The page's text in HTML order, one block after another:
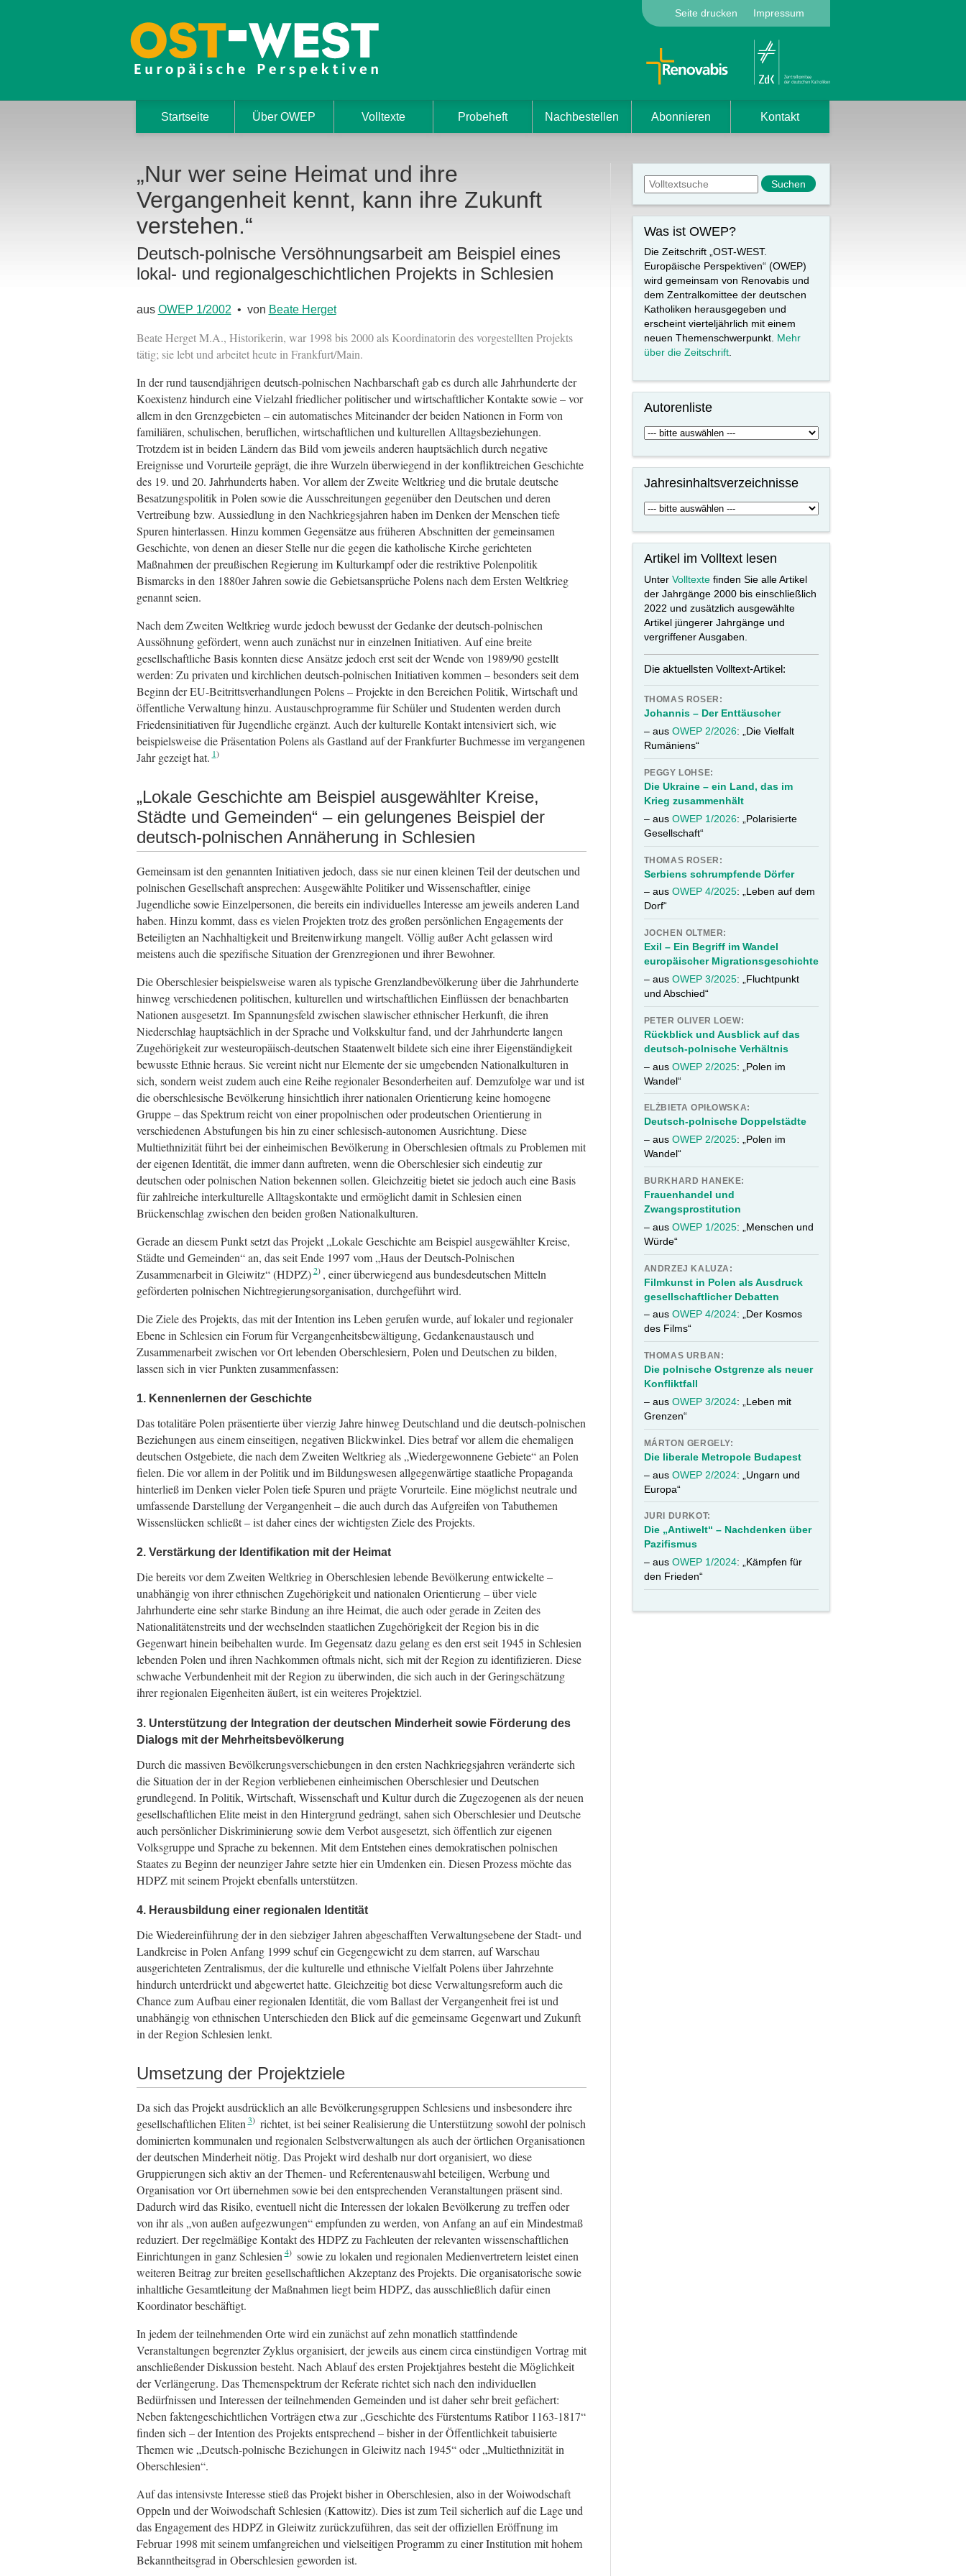
Seite drucken Impressum
Startseite Über OWEP Volltexte Probeheft Nachbestellen Abonnieren Kontakt
„Nur wer seine Heimat und ihre
Vergangenheit kennt, kann ihre Zukunft
verstehen.“
Deutsch-polnische Versöhnungsarbeit am Beispiel eines
lokal- und regionalgeschichtlichen Projekts in Schlesien
aus OWEP 1/2002 • von Beate Herget
Beate Herget M.A., Historikerin, war 1998 bis 2000 als Koordinatorin des vorgestellten Projekts
tätig; sie lebt und arbeitet heute in Frankfurt/Main.
In der rund tausendjährigen deutsch-polnischen Nachbarschaft gab es durch alle Jahrhunderte der
Koexistenz hindurch eine Vielzahl friedlicher politischer und wirtschaftlicher Kontakte sowie – vor
allem in den Grenzgebieten – ein automatisches Miteinander der beiden Nationen in Form von
familiären, schulischen, beruflichen, wirtschaftlichen und kulturellen Alltagsbeziehungen.
Trotzdem ist in beiden Ländern das Bild vom jeweils anderen hauptsächlich durch negative
Ereignisse und Vorurteile geprägt, die ihre Wurzeln überwiegend in der konfliktreichen Geschichte
des 19. und 20. Jahrhunderts haben. Vor allem der Zweite Weltkrieg und die brutale deutsche
Besatzungspolitik in Polen sowie die Ausschreitungen gegenüber den Deutschen und deren
Vertreibung bzw. Aussiedlung in den Nachkriegsjahren haben im Denken der Menschen tiefe
Spuren hinterlassen. Hinzu kommen Gegensätze aus früheren Abschnitten der gemeinsamen
Geschichte, von denen an dieser Stelle nur die gegen die katholische Kirche gerichteten
Maßnahmen der preußischen Regierung im Kulturkampf oder die restriktive Polenpolitik
Bismarcks in den 1880er Jahren sowie die Gebietsansprüche Polens nach dem Ersten Weltkrieg
genannt seien.
Nach dem Zweiten Weltkrieg wurde jedoch bewusst der Gedanke der deutsch-polnischen
Aussöhnung gefördert, wenn auch zunächst nur in einzelnen Initiativen. Auf eine breite
gesellschaftliche Basis konnten diese Ansätze jedoch erst seit der Wende von 1989/90 gestellt
werden: Zu privaten und kirchlichen deutsch-polnischen Initiativen kommen – besonders seit dem
Beginn der EU-Beitrittsverhandlungen Polens – Projekte in den Bereichen Politik, Wirtschaft und
öffentliche Verwaltung hinzu. Austauschprogramme für Schüler und Studenten werden durch
Friedensinitiativen für Jugendliche ergänzt. Auch der kulturelle Kontakt intensiviert sich, wie
beispielsweise die Präsentation Polens als Gastland auf der Frankfurter Buchmesse im vergangenen
Jahr gezeigt hat. 1
„Lokale Geschichte am Beispiel ausgewählter Kreise,
Städte und Gemeinden“ – ein gelungenes Beispiel der
deutsch-polnischen Annäherung in Schlesien
Gemeinsam ist den genannten Initiativen jedoch, dass sie nur einen kleinen Teil der deutschen und
polnischen Gesellschaft ansprechen: Ausgewählte Politiker und Wissenschaftler, einige
Jugendliche sowie Einzelpersonen, die bereits ein individuelles Interesse am jeweils anderen Land
haben. Hinzu kommt, dass es vielen Projekten trotz des großen persönlichen Engagements der
Beteiligten an Nachhaltigkeit und Breitenwirkung mangelt. Völlig außer Acht gelassen wird
meistens auch die spezifische Situation der Grenzregionen und ihrer Bewohner.
Die Oberschlesier beispielsweise waren als typische Grenzlandbevölkerung über die Jahrhunderte
hinweg verschiedenen politischen, kulturellen und wirtschaftlichen Einflüssen der benachbarten
Nationen ausgesetzt. Im Spannungsfeld zwischen slawischer ethnischer Herkunft, die ihren
Niederschlag hauptsächlich in der Sprache und Volkskultur fand, und der Jahrhunderte langen
Zugehörigkeit zur westeuropäisch-deutschen Staatenwelt bildete sich eine ihrer Eigenständigkeit
bewusste Ethnie heraus. Sie vereint nicht nur Elemente der sie umgebenden Nationalkulturen in
sich, sondern weist zudem auch eine Reihe regionaler Besonderheiten auf. Demzufolge war und ist
die oberschlesische Bevölkerung hinsichtlich ihrer nationalen Orientierung keine homogene
Gruppe – das Spektrum reicht von einer propolnischen oder prodeutschen Orientierung in
verschiedenen Abstufungen bis hin zu einer schlesisch-autonomen Ausrichtung. Diese
Multiethnizität führt bei der einheimischen Bevölkerung in Oberschlesien oftmals zu Problemen mit
der eigenen Identität, die immer dann auftreten, wenn die Oberschlesier sich eindeutig zur
deutschen oder polnischen Nation bekennen sollen. Gleichzeitig bietet sie jedoch auch eine Basis
für zahlreiche interkulturelle Alltagskontakte und ermöglicht damit in Schlesien einen
Brückenschlag zwischen den beiden großen Nationalkulturen.
Gerade an diesem Punkt setzt das Projekt „Lokale Geschichte am Beispiel ausgewählter Kreise,
Städte und Gemeinden“ an, das seit Ende 1997 vom „Haus der Deutsch-Polnischen
Zusammenarbeit in Gleiwitz“ (HDPZ) 2 , einer überwiegend aus bundesdeutschen Mitteln
geförderten polnischen Nichtregierungsorganisation, durchgeführt wird.
Die Ziele des Projekts, das mit der Intention ins Leben gerufen wurde, auf lokaler und regionaler
Ebene in Schlesien ein Forum für Vergangenheitsbewältigung, Gedankenaustausch und
Zusammenarbeit zwischen vor Ort lebenden Oberschlesiern, Polen und Deutschen zu bilden,
lassen sich in vier Punkten zusammenfassen:
1. Kennenlernen der Geschichte
Das totalitäre Polen präsentierte über vierzig Jahre hinweg Deutschland und die deutsch-polnischen
Beziehungen aus einem einseitigen, negativen Blickwinkel. Dies betraf vor allem die ehemaligen
deutschen Ostgebiete, die nach dem Zweiten Weltkrieg als „Wiedergewonnene Gebiete“ an Polen
fielen. Die vor allem in der Politik und im Bildungswesen allgegenwärtige staatliche Propaganda
hinterließ im Denken vieler Polen tiefe Spuren und prägte Vorurteile. Eine möglichst neutrale und
umfassende Darstellung der Vergangenheit – die auch durch das Aufgreifen von Tabuthemen
Wissenslücken schließt – ist daher eines der wichtigsten Ziele des Projekts.
2. Verstärkung der Identifikation mit der Heimat
Die bereits vor dem Zweiten Weltkrieg in Oberschlesien lebende Bevölkerung entwickelte –
unabhängig von ihrer ethnischen Zugehörigkeit und nationalen Orientierung – über viele
Jahrhunderte eine sehr starke Bindung an ihre Heimat, die auch oder gerade in Zeiten des
Nationalitätenstreits und der wechselnden staatlichen Zugehörigkeit der Region bis in die
Gegenwart hinein beibehalten wurde. Im Gegensatz dazu gelang es den erst seit 1945 in Schlesien
lebenden Polen und ihren Nachkommen oftmals nicht, sich mit der Region zu identifizieren. Diese
schwache Verbundenheit mit der Region zu überwinden, die sich auch in der Geringschätzung
ihrer regionalen Eigenheiten äußert, ist ein weiteres Projektziel.
3. Unterstützung der Integration der deutschen Minderheit sowie Förderung des
Dialogs mit der Mehrheitsbevölkerung
Durch die massiven Bevölkerungsverschiebungen in den ersten Nachkriegsjahren veränderte sich
die Situation der in der Region verbliebenen einheimischen Oberschlesier und Deutschen
grundlegend. In Politik, Wirtschaft, Wissenschaft und Kultur durch die Zugezogenen als der neuen
gesellschaftlichen Elite meist in den Hintergrund gedrängt, sahen sich Oberschlesier und Deutsche
auch persönlicher Diskriminierung sowie dem Verbot ausgesetzt, sich öffentlich zur eigenen
Volksgruppe und Sprache zu bekennen. Mit dem Entstehen eines demokratischen polnischen
Staates zu Beginn der neunziger Jahre setzte hier ein Umdenken ein. Diesen Prozess möchte das
HDPZ mit seinem Projekt ebenfalls unterstützen.
4. Herausbildung einer regionalen Identität
Die Wiedereinführung der in den siebziger Jahren abgeschafften Verwaltungsebene der Stadt- und
Landkreise in Polen Anfang 1999 schuf ein Gegengewicht zu dem starren, auf Warschau
ausgerichteten Zentralismus, der die kulturelle und ethnische Vielfalt Polens über Jahrzehnte
hindurch unterdrückt und abgewertet hatte. Gleichzeitig bot diese Verwaltungsreform auch die
Chance zum Aufbau einer regionalen Identität, die vom Ballast der Vergangenheit frei ist und
unabhängig von ethnischen Unterschieden den Blick auf die gemeinsame Gegenwart und Zukunft
in der Region Schlesien lenkt.
Umsetzung der Projektziele
Da sich das Projekt ausdrücklich an alle Bevölkerungsgruppen Schlesiens und insbesondere ihre
gesellschaftlichen Eliten 3
richtet, ist bei seiner Realisierung die Unterstützung sowohl der polnisch
dominierten kommunalen und regionalen Selbstverwaltungen als auch der örtlichen Organisationen
der deutschen Minderheit nötig. Das Projekt wird deshalb nur dort organisiert, wo diese
Gruppierungen sich aktiv an der Themen- und Referentenauswahl beteiligen, Werbung und
Organisation vor Ort übernehmen sowie bei den entsprechenden Veranstaltungen präsent sind.
Dadurch wird das Risiko, eventuell nicht die Interessen der lokalen Bevölkerung zu treffen oder
von ihr als „von außen aufgezwungen“ empfunden zu werden, von Anfang an auf ein Mindestmaß
reduziert. Der regelmäßige Kontakt des HDPZ zu Fachleuten der relevanten wissenschaftlichen
Einrichtungen in ganz Schlesien 4
sowie zu lokalen und regionalen Medienvertretern leistet einen
weiteren Beitrag zur breiten gesellschaftlichen Akzeptanz des Projekts. Die organisatorische sowie
inhaltliche Gesamtleitung der Maßnahmen liegt beim HDPZ, das ausschließlich dafür einen
Koordinator beschäftigt.
In jedem der teilnehmenden Orte wird ein zunächst auf zehn monatlich stattfindende
Veranstaltungen begrenzter Zyklus organisiert, der jeweils aus einem circa einstündigen Vortrag mit
anschließender Diskussion besteht. Nach Ablauf des ersten Projektjahres besteht die Möglichkeit
der Verlängerung. Das Themenspektrum der Referate richtet sich nach den individuellen
Bedürfnissen und Interessen der teilnehmenden Gemeinden und ist daher sehr breit gefächert:
Neben faktengeschichtlichen Vorträgen etwa zur „Geschichte des Fürstentums Ratibor 1163-1817“
finden sich – der Intention des Projekts entsprechend – bisher in der Öffentlichkeit tabuisierte
Themen wie „Deutsch-polnische Beziehungen in Gleiwitz nach 1945“ oder „Multiethnizität in
Oberschlesien“.
Auf das intensivste Interesse stieß das Projekt bisher in Oberschlesien, also in der Woiwodschaft
Oppeln und der Woiwodschaft Schlesien (Kattowitz). Dies ist zum Teil sicherlich auf die Lage und
das Engagement des HDPZ in Gleiwitz zurückzuführen, das seit der offiziellen Eröffnung im
Februar 1998 mit seinem umfangreichen und vielseitigen Programm zu einer Institution mit hohem
Bekanntheitsgrad in Oberschlesien geworden ist.
Suchformular Suche
Was ist OWEP?
Die Zeitschrift „OST-WEST.
Europäische Perspektiven“ (OWEP)
wird gemeinsam von Renovabis und
dem Zentralkomittee der deutschen
Katholiken herausgegeben und
erscheint vierteljährlich mit einem
neuen Themenschwerpunkt. Mehr
über die Zeitschrift.
Autorenliste
Jahresinhaltsverzeichnisse
Artikel im Volltext lesen
Unter Volltextefinden Sie alle Artikel
der Jahrgänge 2000 bis einschließlich
2022 und zusätzlich ausgewählte
Artikel jüngerer Jahrgänge und
vergriffener Ausgaben.
Die aktuellsten Volltext-Artikel:
THOMAS ROSER:
Johannis – Der Enttäuscher
– aus OWEP 2/2026: „Die Vielfalt
Rumäniens“
PEGGY LOHSE:
Die Ukraine – ein Land, das im
Krieg zusammenhält
– aus OWEP 1/2026: „Polarisierte
Gesellschaft“
THOMAS ROSER:
Serbiens schrumpfende Dörfer
– aus OWEP 4/2025: „Leben auf dem
Dorf“
JOCHEN OLTMER:
Exil – Ein Begriff im Wandel
europäischer Migrationsgeschichte
– aus OWEP 3/2025: „Fluchtpunkt
und Abschied“
PETER OLIVER LOEW:
Rückblick und Ausblick auf das
deutsch-polnische Verhältnis
– aus OWEP 2/2025: „Polen im
Wandel“
ELŻBIETA OPIŁOWSKA:
Deutsch-polnische Doppelstädte
– aus OWEP 2/2025: „Polen im
Wandel“
BURKHARD HANEKE:
Frauenhandel und
Zwangsprostitution
– aus OWEP 1/2025: „Menschen und
Würde“
ANDRZEJ KALUZA:
Filmkunst in Polen als Ausdruck
gesellschaftlicher Debatten
– aus OWEP 4/2024: „Der Kosmos
des Films“
THOMAS URBAN:
Die polnische Ostgrenze als neuer
Konfliktfall
– aus OWEP 3/2024: „Leben mit
Grenzen“
MÁRTON GERGELY:
Die liberale Metropole Budapest
– aus OWEP 2/2024: „Ungarn und
Europa“
JURI DURKOT:
Die „Antiwelt“ – Nachdenken über
Pazifismus
– aus OWEP 1/2024: „Kämpfen für
den Frieden“